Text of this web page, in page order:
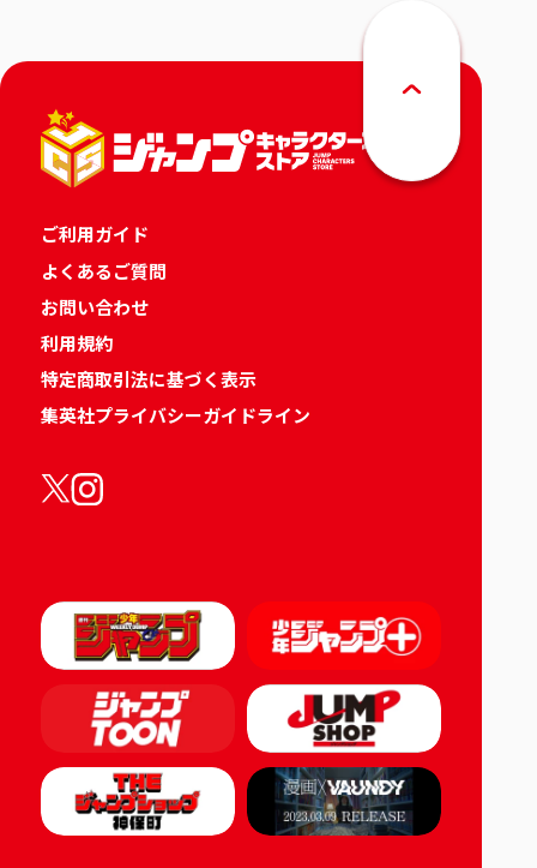
ご利用ガイド
よくあるご質問
お問い合わせ
利用規約
特定商取引法に基づく表示
集英社プライバシーガイドライン